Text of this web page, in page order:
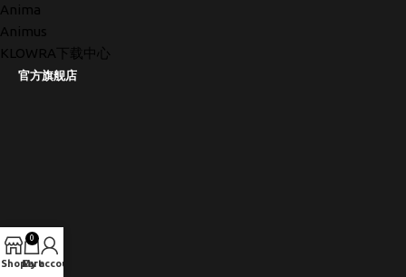
Anima
Animus
KLOWRA下载中心
官方旗舰店
Shop
0
Cart
My account